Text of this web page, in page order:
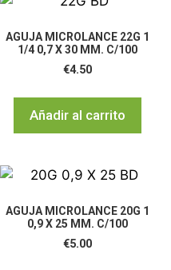
AGUJA MICROLANCE 22G 1
1/4 0,7 X 30 MM. C/100
€4.50
Añadir al carrito
AGUJA MICROLANCE 20G 1
0,9 X 25 MM. C/100
€5.00